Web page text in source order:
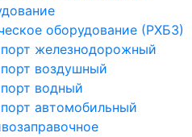
оборудование (РХБЗ)
железнодорожный
воздушный
водный
автомобильный